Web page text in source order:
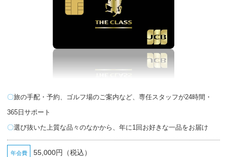
旅の手配・予約、ゴルフ場のご案内など、専任スタッフが24時間・
365日サポート
選び抜いた上質な品々のなかから、年に1回お好きな一品をお届け
年会費 55,000円（税込）